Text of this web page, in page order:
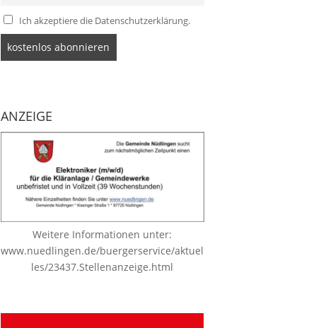
Ich akzeptiere die Datenschutzerklärung.
ANZEIGE
Weitere Informationen unter:
www.nuedlingen.de/buergerservice/aktuel
les/23437.Stellenanzeige.html